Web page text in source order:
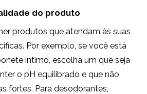
do produto
produtos que atendam às suas
Por exemplo, se você está
íntimo, escolha um que seja
o pH equilibrado e que não
fortes. Para desodorantes,